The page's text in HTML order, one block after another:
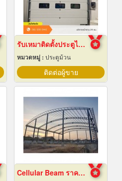
รับเหมาติดตั้งประตูไฮสปีดดอร์
หมวดหมู่ : ประตูม้วน
ติดต่อผู้ขาย
Cellular Beam ราคาโรงงาน